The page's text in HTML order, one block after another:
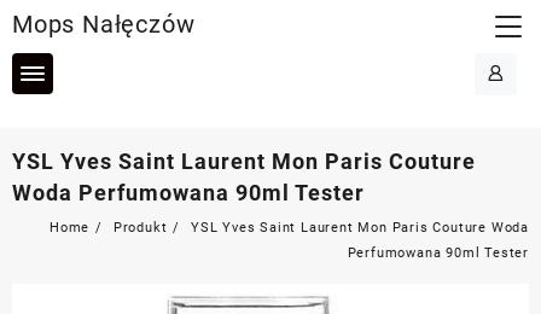
to
content
Mops Nałęczów
YSL Yves Saint Laurent Mon Paris Couture
Woda Perfumowana 90ml Tester
Home Produkt
YSL Yves Saint Laurent Mon Paris Couture Woda
Perfumowana 90ml Tester